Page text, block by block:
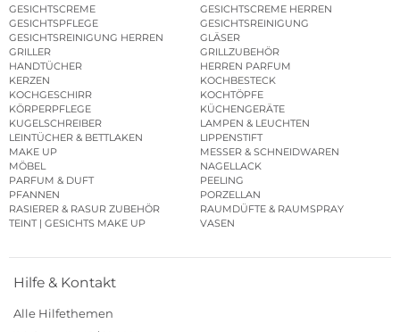
GESICHTSCREME
GESICHTSCREME HERREN
GESICHTSPFLEGE
GESICHTSREINIGUNG
GESICHTSREINIGUNG HERREN
GLÄSER
GRILLER
GRILLZUBEHÖR
HANDTÜCHER
HERREN PARFUM
KERZEN
KOCHBESTECK
KOCHGESCHIRR
KOCHTÖPFE
KÖRPERPFLEGE
KÜCHENGERÄTE
KUGELSCHREIBER
LAMPEN & LEUCHTEN
LEINTÜCHER & BETTLAKEN
LIPPENSTIFT
MAKE UP
MESSER & SCHNEIDWAREN
MÖBEL
NAGELLACK
PARFUM & DUFT
PEELING
PFANNEN
PORZELLAN
RASIERER & RASUR ZUBEHÖR
RAUMDÜFTE & RAUMSPRAY
TEINT | GESICHTS MAKE UP
VASEN
Hilfe & Kontakt
Alle Hilfethemen